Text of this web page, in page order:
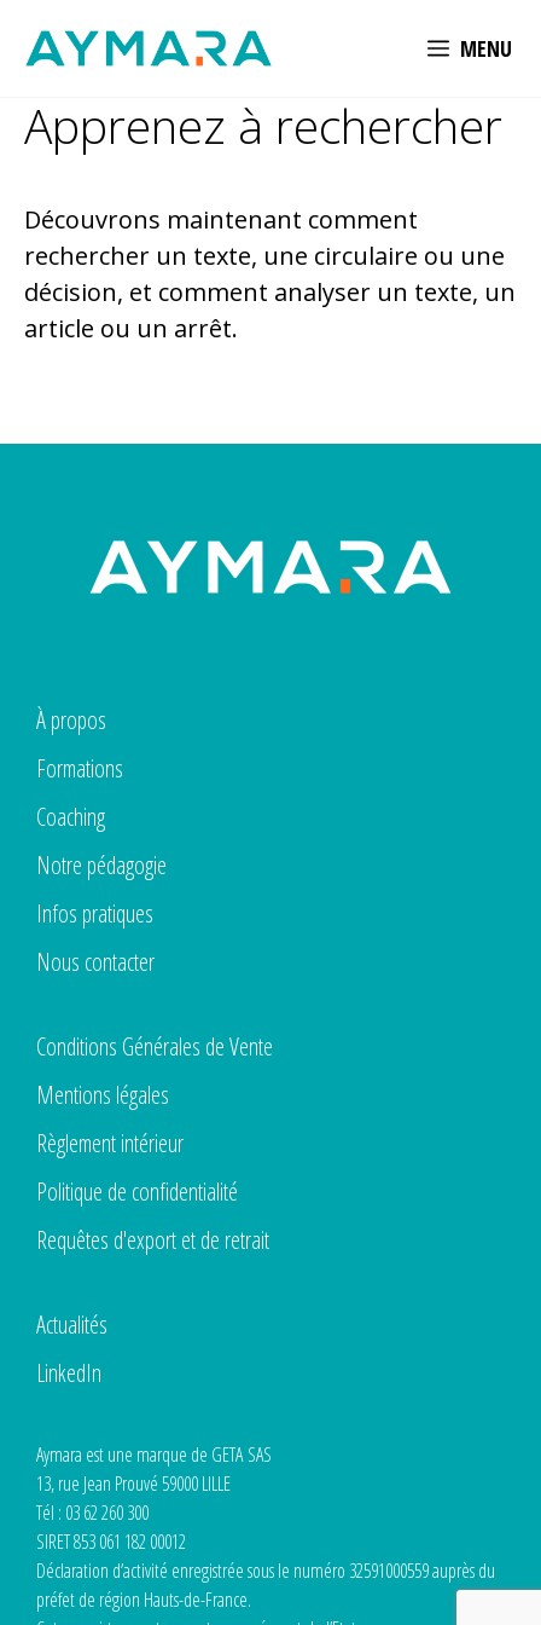
MENU
Apprenez à rechercher
Découvrons maintenant comment
rechercher un texte, une circulaire ou une
décision, et comment analyser un texte, un
article ou un arrêt.
À propos
Formations
Coaching
Notre pédagogie
Infos pratiques
Nous contacter
Conditions Générales de Vente
Mentions légales
Règlement intérieur
Politique de confidentialité
Requêtes d'export et de retrait
Actualités
LinkedIn
Aymara est une marque de GETA SAS
13, rue Jean Prouvé 59000 LILLE
Tél : 03 62 260 300
SIRET 853 061 182 00012
Déclaration d’activité enregistrée sous le numéro 32591000559 auprès du
préfet de région Hauts-de-France.